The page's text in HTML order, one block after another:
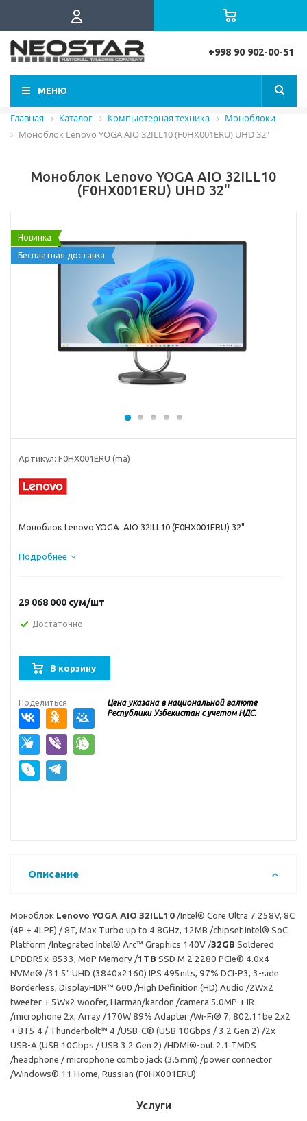
+998 90 902-00-51
МЕНЮ
Главная Каталог Компьютерная техника
Моноблоки
Моноблок Lenovo YOGA AIO 32ILL10 (F0HX001ERU) UHD 32"
Моноблок Lenovo YOGA AIO 32ILL10
(F0HX001ERU) UHD 32"
Новинка
Бесплатная доставка
Артикул: F0HX001ERU (ma)
Моноблок Lenovo YOGA AIO 32ILL10 (F0HX001ERU) 32"
Подробнее
29 068 000 сум/шт
Достаточно
В корзину
Поделиться
Цена указана в национальной валюте
Республики Узбекистан с учетом НДС.
Описание
Моноблок Lenovo YOGA AIO 32ILL10 /Intel® Core Ultra 7 258V, 8C
(4P + 4LPE) / 8T, Max Turbo up to 4.8GHz, 12MB /chipset Intel® SoC
Platform /Integrated Intel® Arc™ Graphics 140V /32GB Soldered
LPDDR5x-8533, MoP Memory /1TB SSD M.2 2280 PCIe® 4.0x4
NVMe® /31.5" UHD (3840x2160) IPS 495nits, 97% DCI-P3, 3-side
Borderless, DisplayHDR™ 600 /High Definition (HD) Audio /2Wx2
tweeter + 5Wx2 woofer, Harman/kardon /camera 5.0MP + IR
/microphone 2x, Array /170W 89% Adapter /Wi-Fi® 7, 802.11be 2x2
+ BT5.4 / Thunderbolt™ 4 /USB-C® (USB 10Gbps / 3.2 Gen 2) /2x
USB-A (USB 10Gbps / USB 3.2 Gen 2) /HDMI®-out 2.1 TMDS
/headphone / microphone combo jack (3.5mm) /power connector
/Windows® 11 Home, Russian (F0HX001ERU)
Услуги